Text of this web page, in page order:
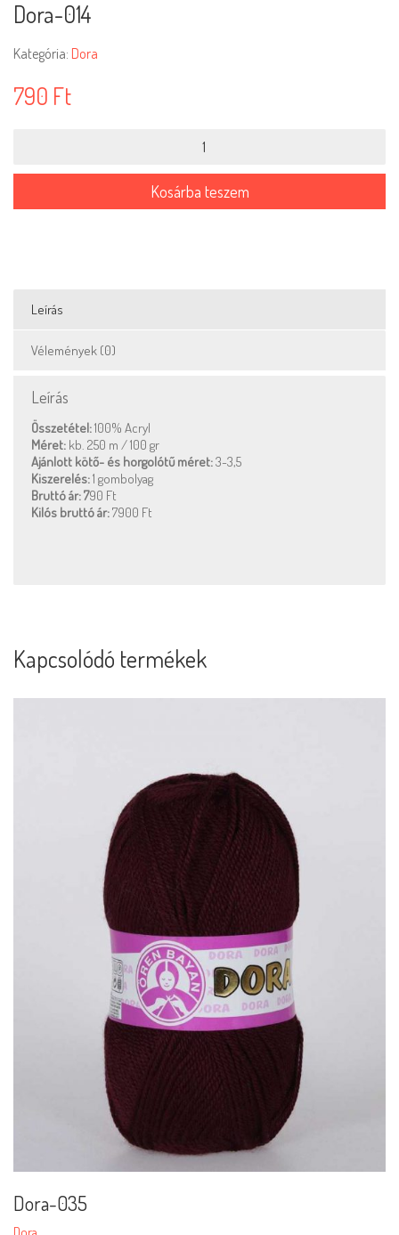
Dora-014
Kategória: Dora
790 Ft
mennyiség
Kosárba teszem
Leírás
Vélemények (0)
Leírás
Összetétel:100% Acryl
Méret: kb. 250 m / 100 gr
Ajánlott kötő- és horgolótű méret:3-3,5
Kiszerelés:1 gombolyag
Bruttó ár: 790 Ft
Kilós bruttó ár:7900 Ft
Kapcsolódó termékek
Dora-035
Dora